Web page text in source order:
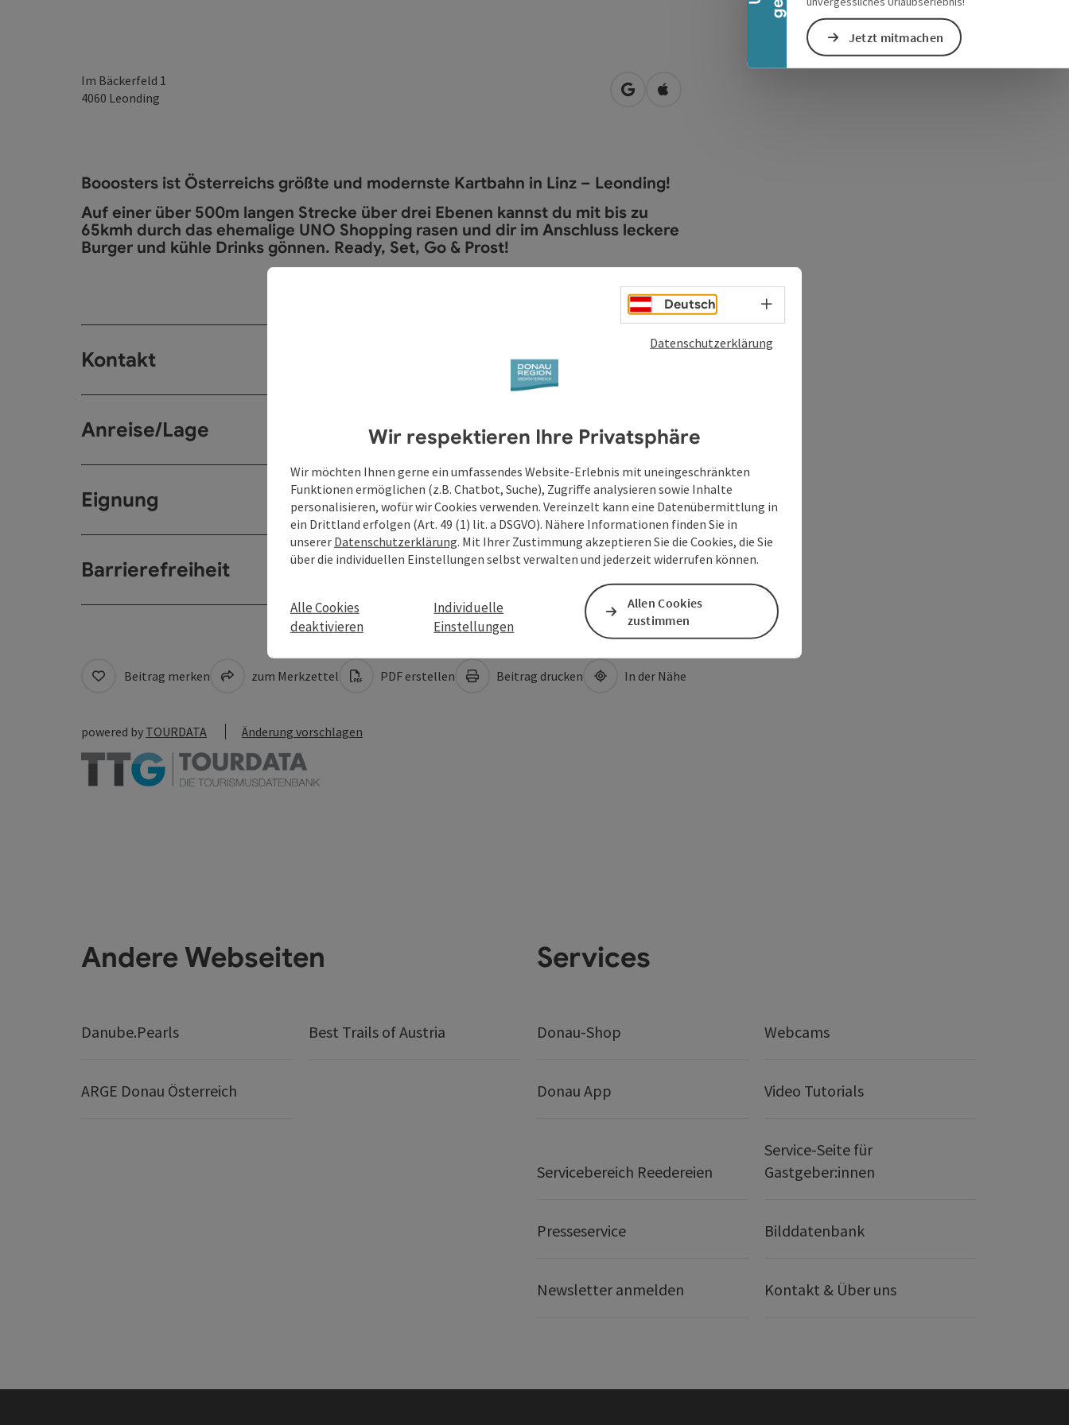
Jetzt mitmachen
Im Bäckerfeld 1
4060 Leonding in Google Maps öffnen
in Apple Maps öffnen
Booosters ist Österreichs größte und modernste Kartbahn in Linz – Leonding!
Auf einer über 500m langen Strecke über drei Ebenen kannst du mit bis zu
65kmh durch das ehemalige UNO Shopping rasen und dir im Anschluss leckere
Burger und kühle Drinks gönnen. Ready, Set, Go & Prost!
Kontakt
Anreise/Lage
Eignung
Barrierefreiheit
Beitrag merken zum Merkzettel PDF erstellen Beitrag drucken In der Nähe
powered by TOURDATA Änderung vorschlagen
Andere Webseiten
Danube.Pearls Best Trails of Austria
ARGE Donau Österreich
Services
Donau-Shop Webcams
Donau App Video Tutorials
Servicebereich Reedereien
Service-Seite für
Gastgeber:innen
Presseservice Bilddatenbank
Newsletter anmelden Kontakt & Über uns
Deutsch Sprachwahl - Menü öffnen
Datenschutzerklärung
Wir respektieren Ihre Privatsphäre
Wir möchten Ihnen gerne ein umfassendes Website-Erlebnis mit uneingeschränkten
Funktionen ermöglichen (z.B. Chatbot, Suche), Zugriffe analysieren sowie Inhalte
personalisieren, wofür wir Cookies verwenden. Vereinzelt kann eine Datenübermittlung in
ein Drittland erfolgen (Art. 49 (1) lit. a DSGVO). Nähere Informationen finden Sie in
unserer Datenschutzerklärung. Mit Ihrer Zustimmung akzeptieren Sie die Cookies, die Sie
über die individuellen Einstellungen selbst verwalten und jederzeit widerrufen können.
Alle Cookies
deaktivieren
Individuelle
Einstellungen
Allen Cookies
zustimmen